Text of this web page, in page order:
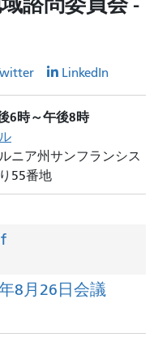
LinkedIn
6時～午後8時
ニア州サンフランシス
55番地
8月26日会議